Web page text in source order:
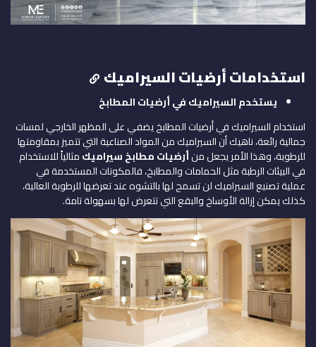
استخدامات أرضيات السيراميك
يستخدم السيراميك في أرضيات المطابخ
استخدام السيراميك في أرضيات المطابخ يضفي على المظهر الخارجي لمسات
جمالية رائعة، ناهيك أن السيراميك من المواد الصناعية التي تتميز بمقاومتها
للرطوبة، وهذا الأمر يجعل منأرضيات مطابخ سيراميكمثالياً للاستخدام
في البيئات الرطبة مثل الحمامات والمطابخ، فالمكونات المستخدمة في
عملية تصنيع السيراميك لن تسمح لها بالتشوه عند تعرضها للرطوبة العالية،
كذلك يمكن إزالة الأوساخ والبقع التي تتعرض لها بسهولة تامة.